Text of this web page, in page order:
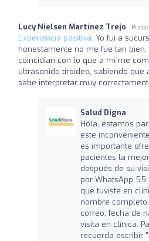
Lucy Nielsen Martínez Trejo
Experiencia positiva: Yo fui a
honestamente no me fue tan
coincidían con lo que a mi me
ultrasonido tiroideo, sabiendo que
sabe interpretar muy
Salud Digna
Hola, estamos
este
es importante
pacientes la
después de su
por WhatsApp 55
que tuviste en
nombre
correo, fecha de
visita en clínica.
recuerda escribir